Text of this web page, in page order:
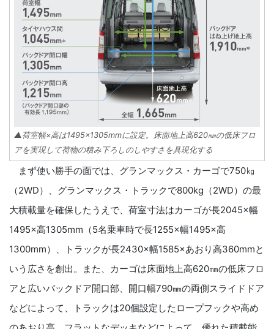
▲荷室幅×高は1495×1305mmに設定。床面地上高620㎜の低床フロ
アを実現して荷物の積み下ろしのしやすさを具現化する
まず使い勝手の面では、グランマックス・カーゴで750㎏
（2WD）、グランマックス・トラックで800kg（2WD）の最
大積載量を確保したうえで、荷室寸法はカーゴが長2045×幅
1495×高1305mm（5名乗車時で長1255×幅1495×高
1300mm）、トラックが長2430×幅1585×あおり高360mmと
いう広さを創出。また、カーゴは床面地上高620㎜の低床フロ
アと広いバックドア開口部、開口幅790㎜の両側スライドドア
などによって、トラックは20個設定したロープフックや高め